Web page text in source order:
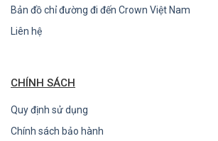
Bản đồ chỉ đường đi đến Crown Việt Nam
Liên hệ
CHÍNH SÁCH
Quy định sử dụng
Chính sách bảo hành